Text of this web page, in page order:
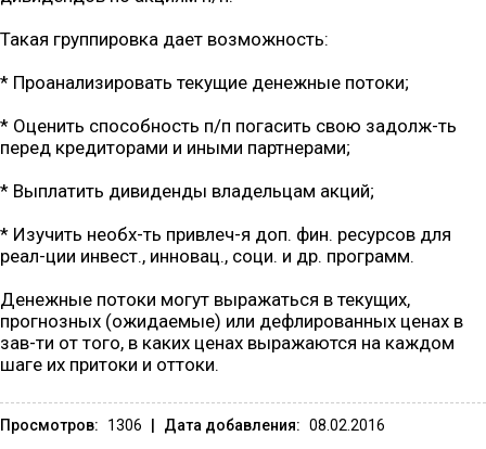
Такая группировка дает возможность:
* Проанализировать текущие денежные потоки;
* Оценить способность п/п погасить свою задолж-ть
перед кредиторами и иными партнерами;
* Выплатить дивиденды владельцам акций;
* Изучить необх-ть привлеч-я доп. фин. ресурсов для
реал-ции инвест., инновац., соци. и др. программ.
Денежные потоки могут выражаться в текущих,
прогнозных (ожидаемые) или дефлированных ценах в
зав-ти от того, в каких ценах выражаются на каждом
шаге их притоки и оттоки.
Просмотров: 1306 Дата добавления: 08.02.2016